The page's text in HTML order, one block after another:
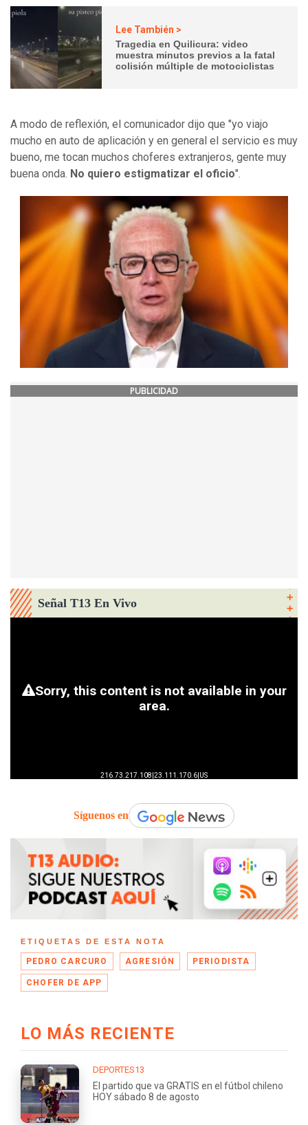
Lee También >
Tragedia en Quilicura: video
muestra minutos previos a la fatal
colisión múltiple de motociclistas
A modo de reflexión, el comunicador dijo que "yo viajo
mucho en auto de aplicación y en general el servicio es muy
bueno, me tocan muchos choferes extranjeros, gente muy
buena onda. No quiero estigmatizar el oficio".
PUBLICIDAD
Señal T13 En Vivo
Síguenos en
ETIQUETAS DE ESTA NOTA
PEDRO CARCURO AGRESIÓN PERIODISTA
CHOFER DE APP
LO MÁS RECIENTE
DEPORTES13
El partido que va GRATIS en el fútbol chileno
HOY sábado 8 de agosto